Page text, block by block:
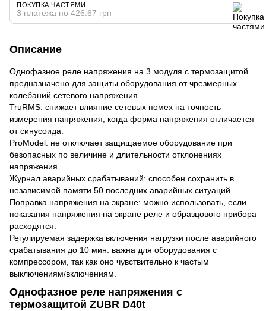
ПОКУПКА ЧАСТЯМИ
3 платежа по 426.67 грн
Описание
Однофазное реле напряжения на 3 модуля с термозащитой
предназначено для защиты оборудования от чрезмерных
колебаний сетевого напряжения.
TruRMS: снижает влияние сетевых помех на точность
измерения напряжения, когда форма напряжения отличается
от синусоида.
ProModel: не отключает защищаемое оборудование при
безопасных по величине и длительности отклонениях
напряжения.
Журнал аварийных срабатываний: способен сохранить в
независимой памяти 50 последних аварийных ситуаций.
Поправка напряжения на экране: можно использовать, если
показания напряжения на экране реле и образцового прибора
расходятся.
Регулируемая задержка включения нагрузки после аварийного
срабатывания до 10 мин: важна для оборудования с
компрессором, так как оно чувствительно к частым
выключениям/включениям.
Однофазное реле напряжения с
термозащитой ZUBR D40t